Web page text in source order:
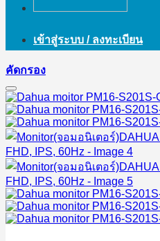
เข้าสู่ระบบ / ลงทะเบียน
คัดกรอง